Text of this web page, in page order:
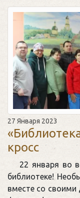
27 Января 2023
кросс
22 января во
библиотеке!
вместе со